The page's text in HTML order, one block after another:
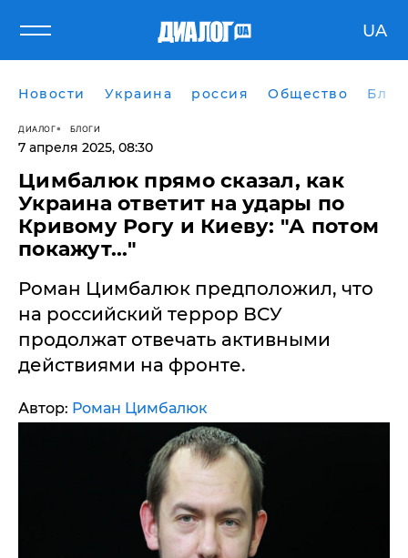
UA
Новости Украина россия Общество
ДИАЛОГ БЛОГИ
7 апреля 2025, 08:30
Цимбалюк прямо сказал, как
Украина ответит на удары по
Кривому Рогу и Киеву: "А потом
покажут..."
Роман Цимбалюк предположил, что
на российский террор ВСУ
продолжат отвечать активными
действиями на фронте.
Автор: Роман Цимбалюк